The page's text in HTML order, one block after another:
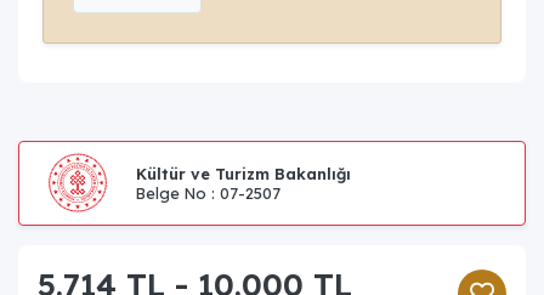
Kültür ve Turizm Bakanlığı
Belge No : 07-2507
5.714 TL - 10.000 TL